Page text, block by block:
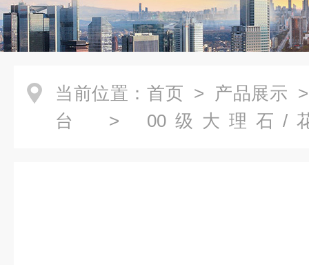
当前位置： 首页 > 产品展示
台
> 00级大理石/